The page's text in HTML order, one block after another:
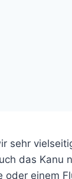
sehr
das Kanu
oder einem